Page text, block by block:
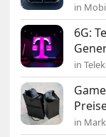
in
6G:
in
in